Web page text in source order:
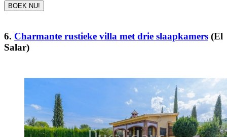
BOEK NU!
6. Charmante rustieke villa met drie slaapkamers (El
Salar)